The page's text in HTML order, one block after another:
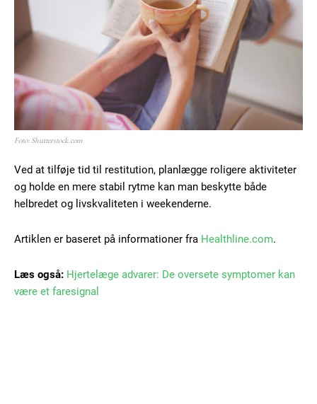
Foto: Shutterstock.com
Ved at tilføje tid til restitution, planlægge roligere aktiviteter
og holde en mere stabil rytme kan man beskytte både
helbredet og livskvaliteten i weekenderne.
Artiklen er baseret på informationer fra Healthline.com.
Læs også: Hjertelæge advarer: De oversete symptomer kan
være et faresignal